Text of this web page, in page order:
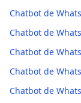
Chatbot de
Chatbot de
Chatbot de
Chatbot de
Chatbot de